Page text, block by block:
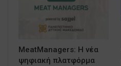
MeatManagers: Η νέα
ψηφιακή πλατφόρμα